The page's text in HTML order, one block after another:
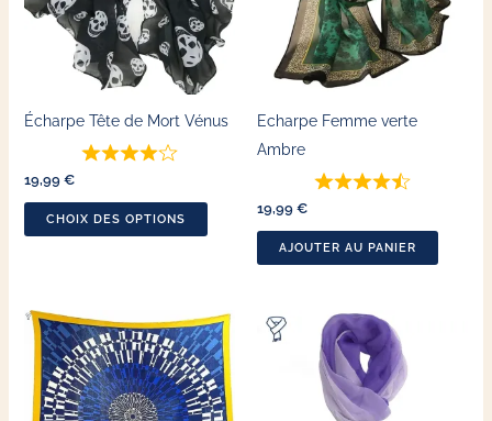
Écharpe Tête de Mort Vénus
19,99 €
CHOIX DES OPTIONS
variations.
Les
options
être
choisies
page
Echarpe Femme verte
Ambre
19,99 €
AJOUTER AU PANIER
Ce
produit
a
plusieurs